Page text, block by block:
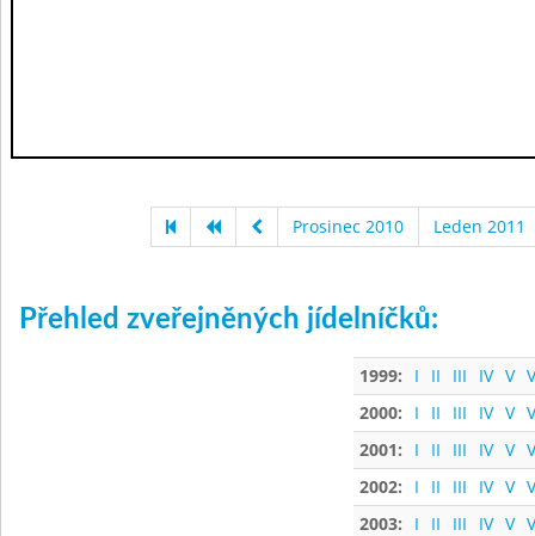
Prosinec 2010 Leden 2011
Přehled zveřejněných jídelníčků:
1999: I II III IV V
2000:
I II III IV V
2001:
I II III IV V
2002:
I II III IV V
2003:
I II III IV V